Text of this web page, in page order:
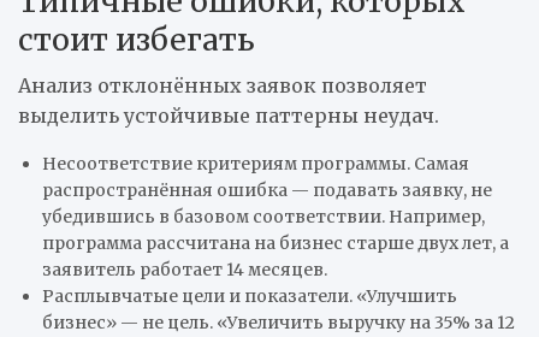
стоит избегать
Анализ отклонённых заявок позволяет
выделить устойчивые паттерны неудач.
Несоответствие критериям программы. Самая
распространённая ошибка — подавать заявку, не
убедившись в базовом соответствии. Например,
программа рассчитана на бизнес старше двух лет, а
заявитель работает 14 месяцев.
Расплывчатые цели и показатели. «Улучшить
бизнес» — не цель. «Увеличить выручку на 35% за 12